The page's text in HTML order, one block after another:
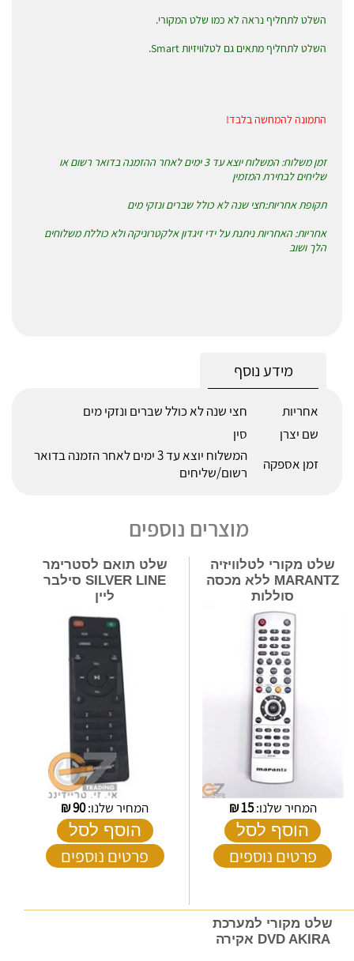
השלט לתחליף נראה לא כמו שלט המקורי.
השלט לתחליף מתאים גם לטלוויזיות Smart.
התמונה להמחשה בלבד!
זמן משלוח: המשלוח יוצא עד 3 ימים לאחר ההזמנה בדואר רשום או
שליחים לבחירת המזמין
תקופת אחריות:חצי שנה לא כולל שברים ונזקי מים
אחריות: האחריות ניתנת על ידי זיגדון אלקטרוניקה ולא כוללת משלוחים
הלך ושוב
מידע נוסף
אחריות
חצי שנה לא כולל שברים ונזקי מים
שם יצרן
סין
זמן אספקה
המשלוח יוצא עד 3 ימים לאחר הזמנה בדואר
רשום/שליחים
מוצרים נוספים
שלט מקורי לטלוויזיה
MARANTZ ללא מכסה
סוללות
המחיר שלנו:15
₪
הוסף לסל
פרטים נוספים
שלט תואם לסטרימר
SILVER LINE סילבר
ליין
המחיר שלנו:90
₪
הוסף לסל
פרטים נוספים
שלט מקורי למערכת
DVD AKIRA אקירה